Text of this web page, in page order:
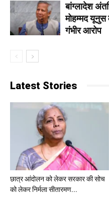
बांग्लादेश
मोहम्मद यूनुस
गंभीर आरोप
Latest Stories
छात्र आंदोलन को लेकर सरकार की सोच
को लेकर निर्मला सीतारमण...